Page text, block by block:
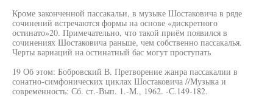
Кроме законченной пассакальи, в музыке Шостаковича в ряде
сочинений встречаются формы на основе «дискретного
остинато»20. Примечательно, что такой приём появился в
сочинениях Шостаковича раньше, чем собственно пассакалья.
Черты вариаций на остинатный бас могут проступать
19 Об этом: Бобровский В. Претворение жанра пассакалии в
сонатно-симфонических циклах Шостаковича //Музыка и
современность: Сб. ст.-Вып. 1.-М., 1962. -С.149-182.